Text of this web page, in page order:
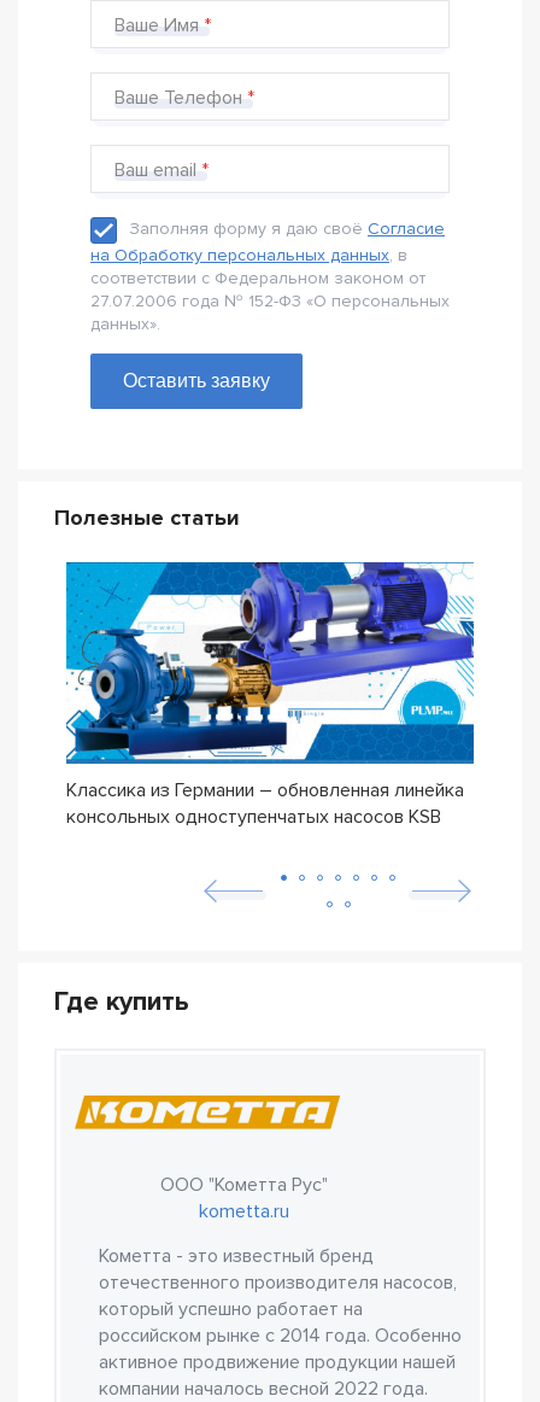
Ваше Имя
Ваше Телефон
Ваш email
Заполняя форму я даю своё Согласие
на Обработку персональных данных, в
соответствии с Федеральном законом от
27.07.2006 года № 152-Ф3 «О персональных
данных».
Оставить заявку
Полезные статьи
Классика из Германии – обновленная линейка
консольных одноступенчатых насосов KSB
Где купить
ООО "Кометта Рус"
kometta.ru
Кометта - это известный бренд
отечественного производителя насосов,
который успешно работает на
российском рынке с 2014 года. Особенно
активное продвижение продукции нашей
компании началось весной 2022 года.